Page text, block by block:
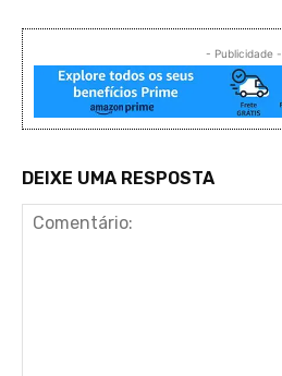
- Publicidade -
DEIXE UMA RESPOSTA